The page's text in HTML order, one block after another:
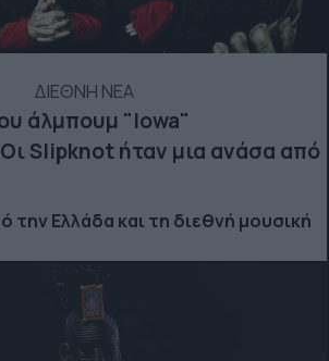
ΔΙΕΘΝΗ ΝΕΑ
άλμπουμ "Iowa"
Slipknot ήταν μια ανάσα από
την Ελλάδα και τη διεθνή μουσική